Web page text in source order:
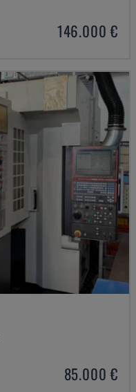
146.000 €
85.000 €